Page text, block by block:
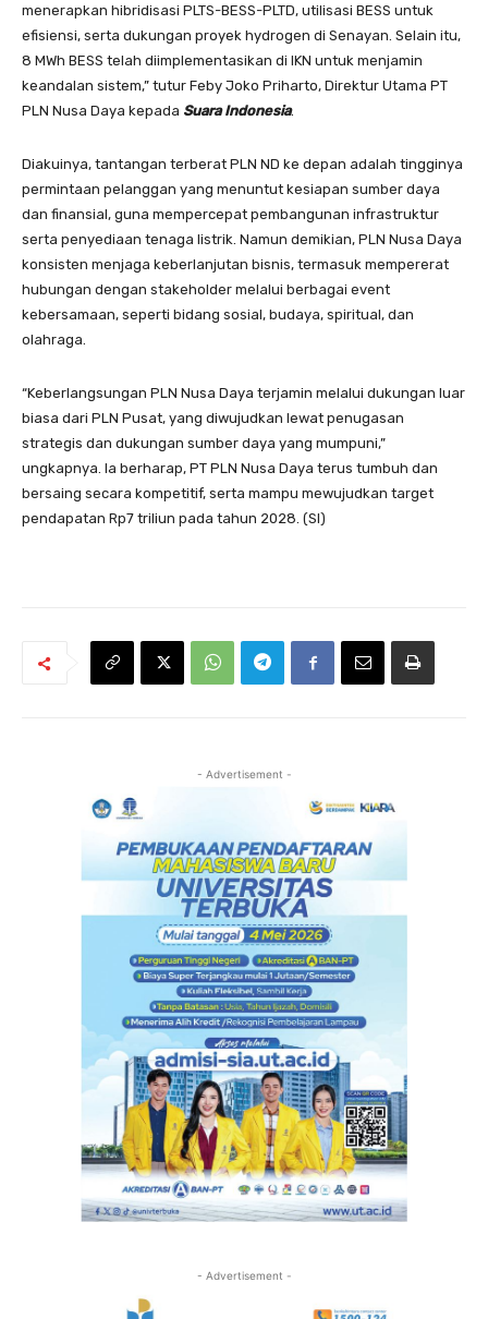
menerapkan hibridisasi PLTS-BESS-PLTD, utilisasi BESS untuk
efisiensi, serta dukungan proyek hydrogen di Senayan. Selain itu,
8 MWh BESS telah diimplementasikan di IKN untuk menjamin
keandalan sistem,” tutur Feby Joko Priharto, Direktur Utama PT
PLN Nusa Daya kepada Suara Indonesia.
Diakuinya, tantangan terberat PLN ND ke depan adalah tingginya
permintaan pelanggan yang menuntut kesiapan sumber daya
dan finansial, guna mempercepat pembangunan infrastruktur
serta penyediaan tenaga listrik. Namun demikian, PLN Nusa Daya
konsisten menjaga keberlanjutan bisnis, termasuk mempererat
hubungan dengan stakeholder melalui berbagai event
kebersamaan, seperti bidang sosial, budaya, spiritual, dan
olahraga.
“Keberlangsungan PLN Nusa Daya terjamin melalui dukungan luar
biasa dari PLN Pusat, yang diwujudkan lewat penugasan
strategis dan dukungan sumber daya yang mumpuni,”
ungkapnya. Ia berharap, PT PLN Nusa Daya terus tumbuh dan
bersaing secara kompetitif, serta mampu mewujudkan target
pendapatan Rp7 triliun pada tahun 2028. (SI)
- Advertisement -
- Advertisement -